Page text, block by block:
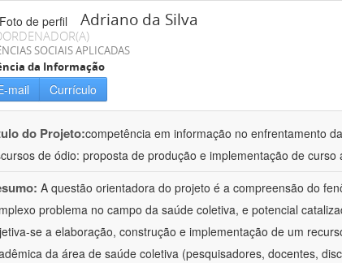
Adriano da Silva
SOCIAIS APLICADAS
da Informação
mail Currículo
do Projeto:competência em informação no enfrentamento
de ódio: proposta de produção e implementação de curso
A questão orientadora do projeto é a compreensão do
problema no campo da saúde coletiva, e potencial
se a elaboração, construção e implementação de um
da área de saúde coletiva (pesquisadores, docentes,